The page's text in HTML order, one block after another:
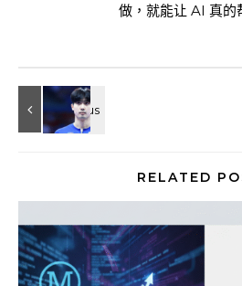
做，就能让 AI 真的
RELATED